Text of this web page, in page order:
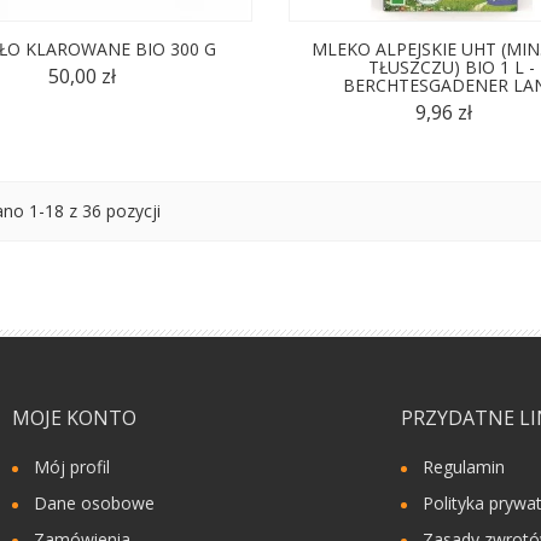
KLAROWANE BIO 300 G
50,00 zł
MLEKO ALPEJSKIE UHT
TŁUSZCZU) BIO 1 L -
BERCHTESGADENER
9,96 zł
1-18 z 36 pozycji
MOJE KONTO
Mój profil
Dane osobowe
PRZYDATNE
Regulamin
Polityka